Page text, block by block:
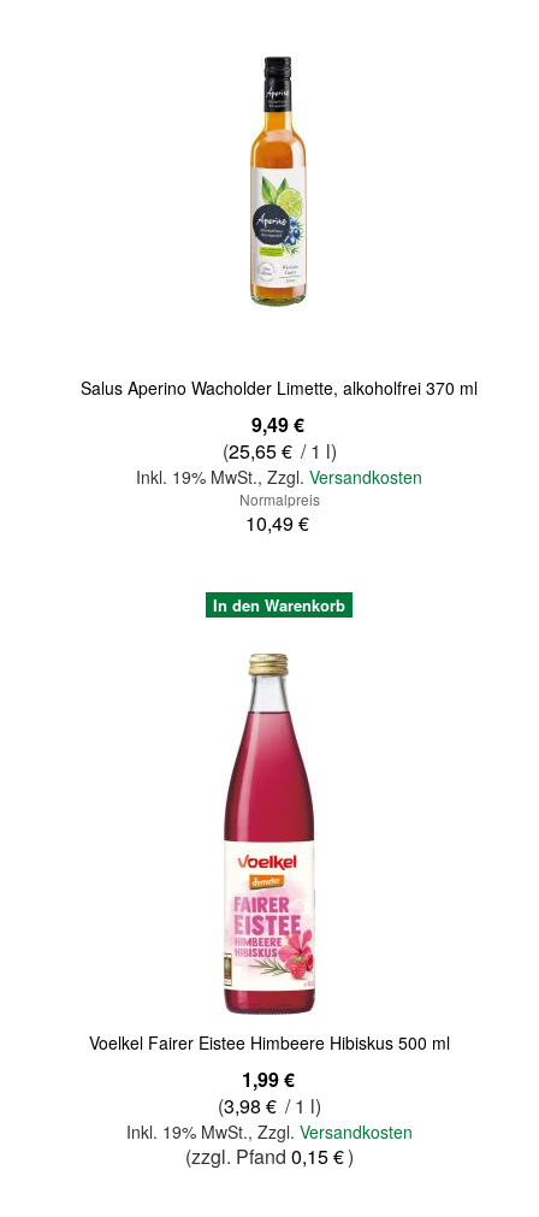
Salus Aperino Wacholder Limette, alkoholfrei 370 ml
9,49 €
(25,65 € / 1 l)
Inkl. 19% MwSt.,Zzgl.Versandkosten
Normalpreis
10,49 €
In den Warenkorb
Voelkel Fairer Eistee Himbeere Hibiskus 500 ml
1,99 €
(3,98 € / 1 l)
Inkl. 19% MwSt., Zzgl. Versandkosten
(zzgl. Pfand 0,15 €)